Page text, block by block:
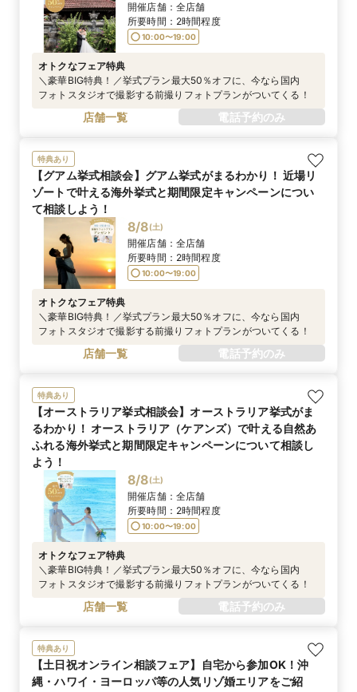
開催店舗： 全店舗
所要時間： 2時間程度
10:00〜19:00
オトクなフェア特典
＼豪華BIG特典！／挙式プラン最大50％オフに、今なら国内
フォトスタジオで撮影する前撮りフォトプランがついてくる！
店舗一覧 電話予約のみ
特典あり
【グアム挙式相談会】グアム挙式がまるわかり！ 近場リ
ゾートで叶える海外挙式と期間限定キャンペーンについ
て相談しよう！
8/8(土)
開催店舗： 全店舗
所要時間： 2時間程度
10:00〜19:00
オトクなフェア特典
＼豪華BIG特典！／挙式プラン最大50％オフに、今なら国内
フォトスタジオで撮影する前撮りフォトプランがついてくる！
店舗一覧 電話予約のみ
特典あり
【オーストラリア挙式相談会】オーストラリア挙式がま
るわかり！ オーストラリア（ケアンズ）で叶える自然あ
ふれる海外挙式と期間限定キャンペーンについて相談し
よう！
8/8(土)
開催店舗： 全店舗
所要時間： 2時間程度
10:00〜19:00
オトクなフェア特典
＼豪華BIG特典！／挙式プラン最大50％オフに、今なら国内
フォトスタジオで撮影する前撮りフォトプランがついてくる！
店舗一覧 電話予約のみ
特典あり
【土日祝オンライン相談フェア】自宅から参加OK！沖
縄・ハワイ・ヨーロッパ等の人気リゾ婚エリアをご紹